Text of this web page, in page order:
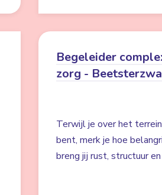
Begeleider
zorg -
Terwijl je over het
bent, merk je hoe
breng jij rust, structuur